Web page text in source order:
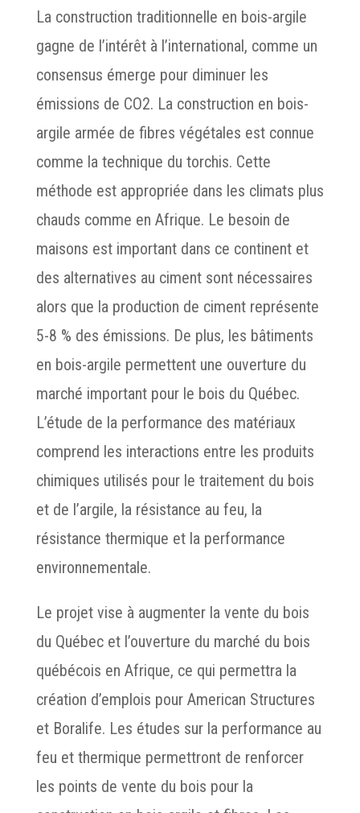
La construction traditionnelle en bois-argile
gagne de l’intérêt à l’international, comme un
consensus émerge pour diminuer les
émissions de CO2. La construction en bois-
argile armée de fibres végétales est connue
comme la technique du torchis. Cette
méthode est appropriée dans les climats plus
chauds comme en Afrique. Le besoin de
maisons est important dans ce continent et
des alternatives au ciment sont nécessaires
alors que la production de ciment représente
5-8 % des émissions. De plus, les bâtiments
en bois-argile permettent une ouverture du
marché important pour le bois du Québec.
L’étude de la performance des matériaux
comprend les interactions entre les produits
chimiques utilisés pour le traitement du bois
et de l’argile, la résistance au feu, la
résistance thermique et la performance
environnementale.
Le projet vise à augmenter la vente du bois
du Québec et l’ouverture du marché du bois
québécois en Afrique, ce qui permettra la
création d’emplois pour American Structures
et Boralife. Les études sur la performance au
feu et thermique permettront de renforcer
les points de vente du bois pour la